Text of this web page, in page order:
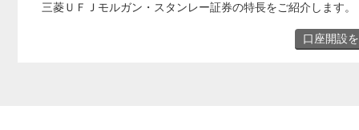
三菱ＵＦＪモルガン・スタンレー証券の特長をご紹介します。
口座開設